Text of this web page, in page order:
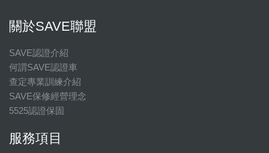
關於SAVE聯盟
SAVE認證介紹
何謂SAVE認證車
查定專業訓練介紹
SAVE保修經營理念
5525認證保固
服務項目